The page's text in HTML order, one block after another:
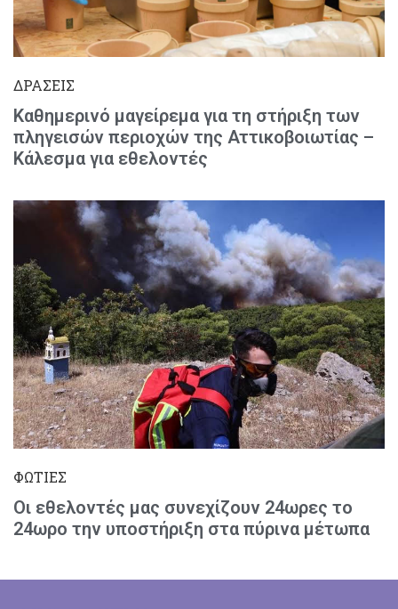
ΔΡΑΣΕΙΣ
Καθημερινό μαγείρεμα για τη στήριξη των
πληγεισών περιοχών της Αττικοβοιωτίας –
Κάλεσμα για εθελοντές
ΦΩΤΙΕΣ
Οι εθελοντές μας συνεχίζουν 24ωρες το
24ωρο την υποστήριξη στα πύρινα μέτωπα